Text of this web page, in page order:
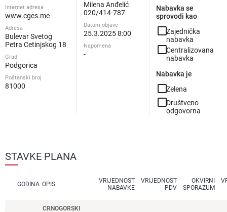
Milena Anđelić
020/414-787
Datum objave
25.3.2025 8:00
Napomena
-
Nabavka se
sprovodi kao
check_box_outline_blankZajednička
nabavka
check_box_outline_blankCentralizovana
nabavka
Nabavka je
check_box_outline_blankZelena
check_box_outline_blankDruštveno
odgovorna
Internet adresa
www.cges.me
Adresa
Bulevar Svetog
Petra Cetinjskog 18
Grad
Podgorica
Poštanski broj
81000
STAVKE PLANA
GODINA OPIS
VRIJEDNOST
NABAVKE
VRIJEDNOST
PDV
OKVIRNI
SPORAZUM
CRNOGORSKI